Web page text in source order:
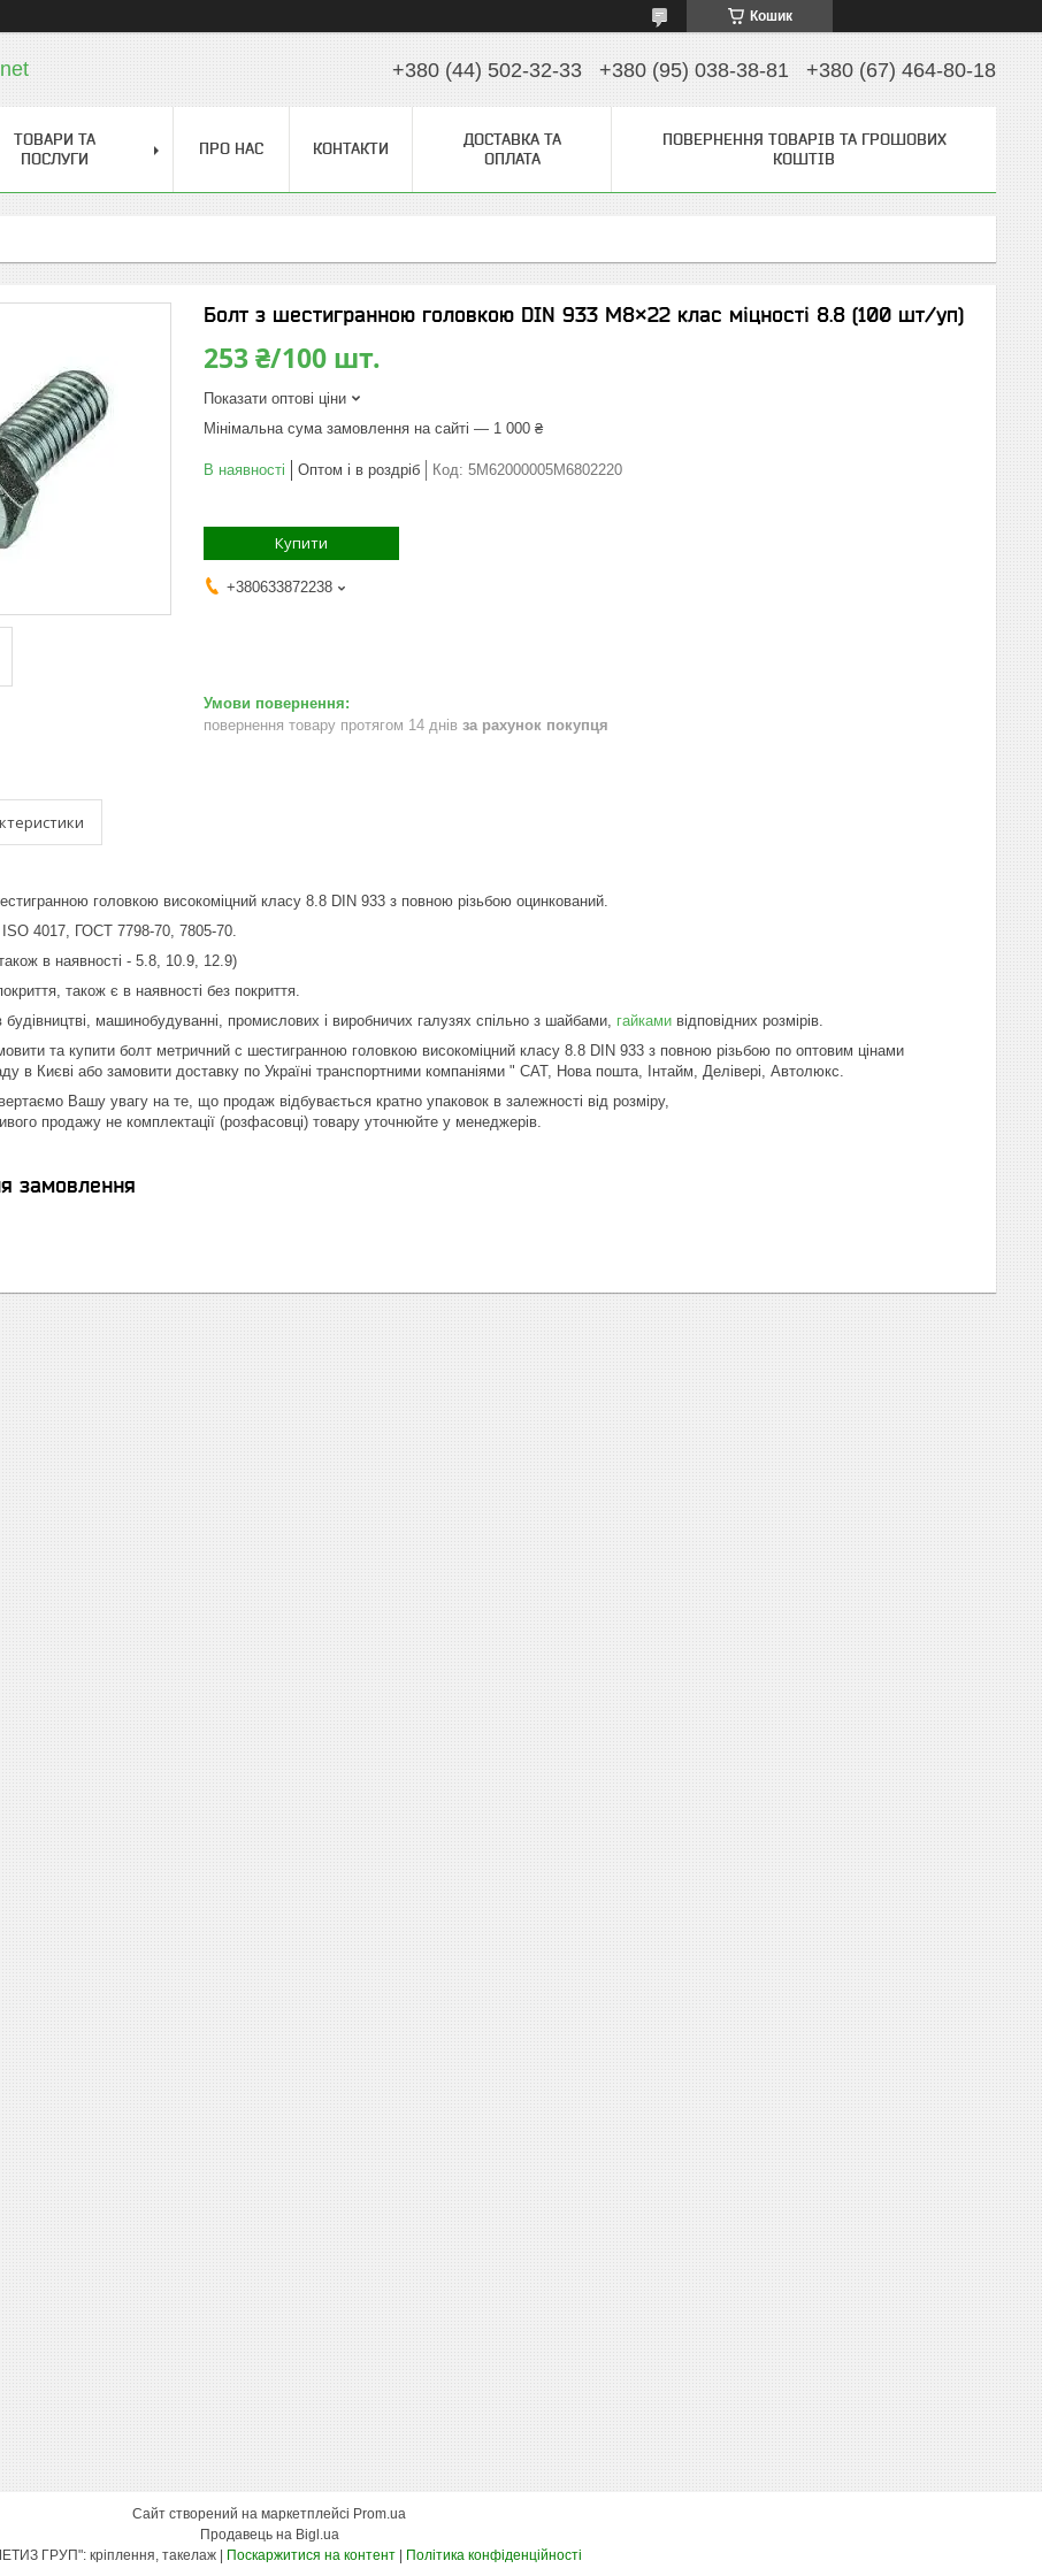
Кошик
+380 (44) 502-32-33 +380 (95) 038-38-81 +380 (67) 464-80-18
ТОВАРИ ТА
ПОСЛУГИ
ПРО НАС КОНТАКТИ
ДОСТАВКА ТА
ОПЛАТА
ПОВЕРНЕННЯ ТОВАРІВ ТА ГРОШОВИХ
КОШТІВ
Болт з шестигранною головкою DIN 933 М8×22 клас міцності 8.8 (100 шт/уп)
253 ₴/100 шт.
Показати оптові ціни
Мінімальна сума замовлення на сайті — 1 000 ₴
В наявності Оптом і в роздріб Код: 5M62000005M6802220
Купити
+380633872238
повернення товару протягом 14 днів за рахунок покупця
головкою високоміцний класу 8.8 DIN 933 з повною різьбою оцинкований.
ISO 4017, ГОСТ 7798-70, 7805-70.
в наявності - 5.8, 10.9, 12.9)
також є в наявності без покриття.
машинобудуванні, промислових і виробничих галузях спільно з шайбами, гайками відповідних розмірів.
та купити болт метричний c шестигранною головкою високоміцний класу 8.8 DIN 933 з повною різьбою по оптовим цінами
в Києві або замовити доставку по Україні транспортними компаніями " САТ, Нова пошта, Інтайм, Делівері, Автолюкс.
Вашу увагу на те, що продаж відбувається кратно упаковок в залежності від розміру,
продажу не комплектації (розфасовці) товару уточнюйте у менеджерів.
замовлення
Сайт створений на маркетплейсі Prom.ua
Продавець на Bigl.ua
Поскаржитися на контент Політика конфіденційності